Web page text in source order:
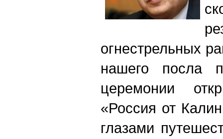
огнестрельных
нашего посла
церемонии
«Россия от
глазами